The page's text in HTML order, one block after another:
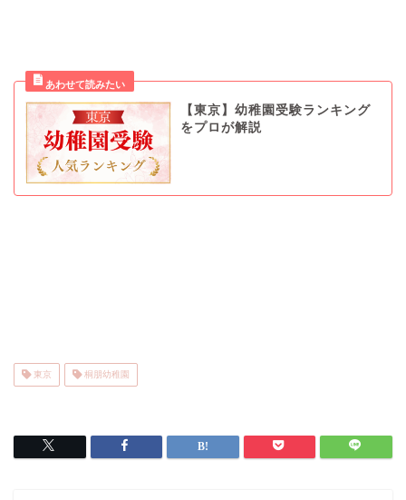
【東京】幼稚園受験ランキング
をプロが解説
東京 桐朋幼稚園